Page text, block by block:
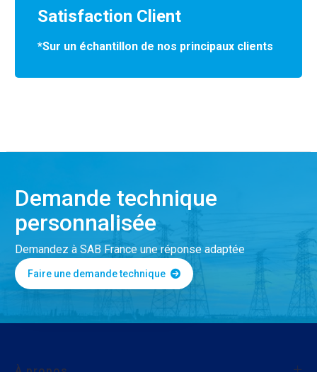
Satisfaction Client
*Sur un échantillon de nos principaux clients
Demande technique
personnalisée
Demandez à SAB France une réponse adaptée
Faire une demande technique